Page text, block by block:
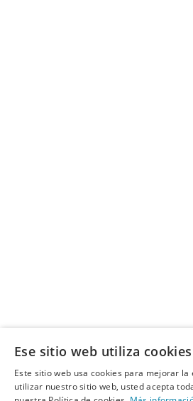
Ese sitio web utiliza cookies
Este sitio web usa cookies para mejorar
utilizar nuestro sitio web, usted acepta